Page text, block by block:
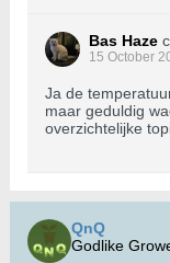
Bas Haze
15 October
Ja de
maar geduldig
overzichtelijke
QnQ
Godlike